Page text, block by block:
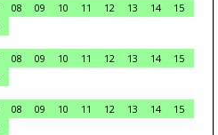
08 09 10 11 12 13 14
15
08 09 10 11 12 13 14
15
08 09 10 11 12 13 14
15